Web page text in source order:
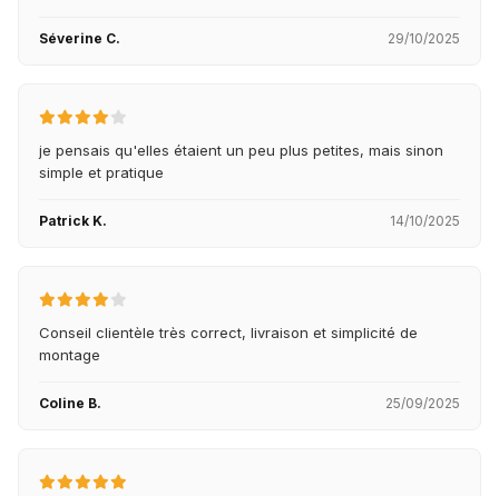
Séverine C. 29/10/2025
je pensais qu'elles étaient un peu plus petites, mais sinon
simple et pratique
Patrick K. 14/10/2025
Conseil clientèle très correct, livraison et simplicité de
montage
Coline B. 25/09/2025